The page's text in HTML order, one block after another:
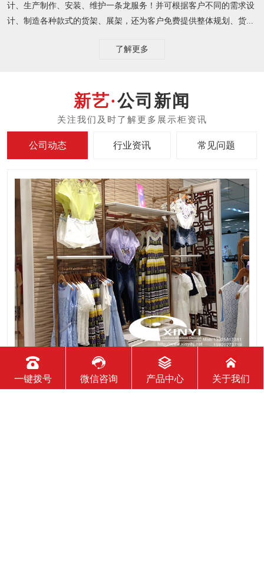
计、生产制作、安装、维护一条龙服务！并可根据客户不同的需求设
计、制造各种款式的货架、展架，还为客户免费提供整体规划、货...
了解更多
公司新闻
公司动态 行业资讯 常见问题
2020-11-16
服装展示柜设计时需要注意哪些问题
一键拨号 微信咨询 产品中心 关于我们